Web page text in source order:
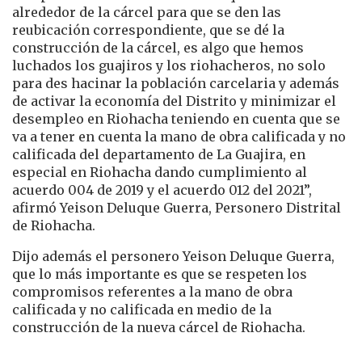
alrededor de la cárcel para que se den las
reubicación correspondiente, que se dé la
construcción de la cárcel, es algo que hemos
luchados los guajiros y los riohacheros, no solo
para des hacinar la población carcelaria y además
de activar la economía del Distrito y minimizar el
desempleo en Riohacha teniendo en cuenta que se
va a tener en cuenta la mano de obra calificada y no
calificada del departamento de La Guajira, en
especial en Riohacha dando cumplimiento al
acuerdo 004 de 2019 y el acuerdo 012 del 2021”,
afirmó Yeison Deluque Guerra, Personero Distrital
de Riohacha.
Dijo además el personero Yeison Deluque Guerra,
que lo más importante es que se respeten los
compromisos referentes a la mano de obra
calificada y no calificada en medio de la
construcción de la nueva cárcel de Riohacha.